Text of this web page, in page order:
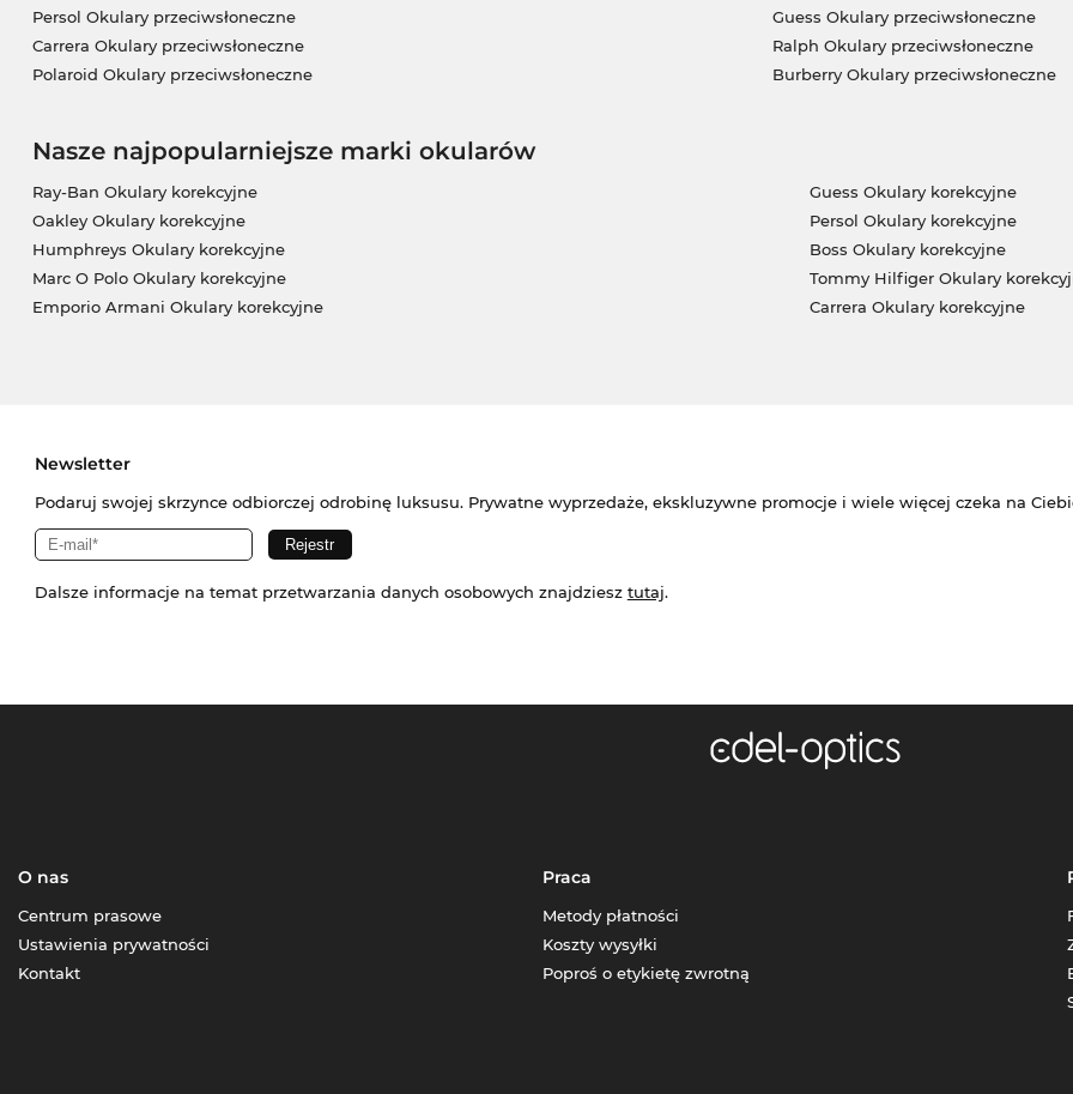
Persol Okulary przeciwsłoneczne
Carrera Okulary przeciwsłoneczne
Polaroid Okulary przeciwsłoneczne
Guess Okulary przeciwsłoneczne
Ralph Okulary przeciwsłoneczne
Burberry Okulary przeciwsłoneczne
Nasze najpopularniejsze marki okularów
Ray-Ban Okulary korekcyjne
Oakley Okulary korekcyjne
Humphreys Okulary korekcyjne
Marc O Polo Okulary korekcyjne
Emporio Armani Okulary korekcyjne
Guess Okulary korekcyjne
Persol Okulary korekcyjne
Boss Okulary korekcyjne
Tommy Hilfiger Okulary
Carrera Okulary korekcyjne
Newsletter
Podaruj swojej skrzynce odbiorczej odrobinę luksusu. Prywatne wyprzedaże, ekskluzywne promocje i wiele więcej czeka na
Dalsze informacje na temat przetwarzania danych osobowych znajdziesz tutaj.
O nas
Centrum prasowe
Ustawienia prywatności
Kontakt
Praca
Metody płatności
Koszty wysyłki
Poproś o etykietę zwrotną